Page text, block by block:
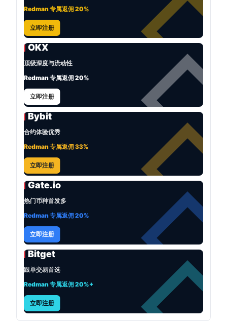
Redman 专属返佣 20%
立即注册
OKX
顶级深度与流动性
Redman 专属返佣 20%
立即注册
Bybit
合约体验优秀
Redman 专属返佣 33%
立即注册
Gate.io
热门币种首发多
Redman 专属返佣 20%
立即注册
Bitget
跟单交易首选
Redman 专属返佣 20%+
立即注册